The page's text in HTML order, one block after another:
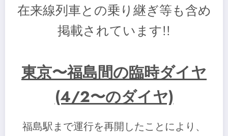
在来線列車との乗り継ぎ等も含め
掲載されています!!
東京〜福島間の臨時ダイヤ
(4/2〜のダイヤ)
福島駅まで運行を再開したことにより、